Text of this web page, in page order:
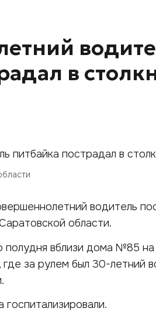
в
водитель
области.
полудня вблизи дома №85
где за рулем был 30-летний